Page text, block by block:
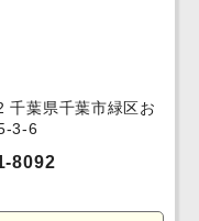
千葉県千葉市緑区お
3-6
8092